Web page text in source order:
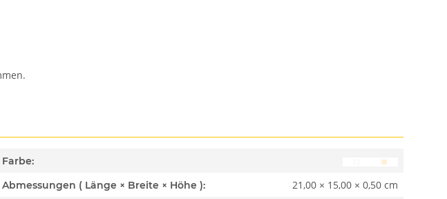
Farbe:
Abmessungen ( Länge × Breite × Höhe ):
21,00 × 15,00 × 0,50 cm